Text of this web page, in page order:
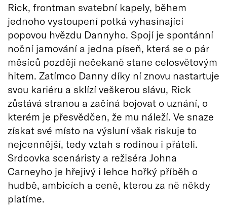
Rick, frontman svatební kapely, během
jednoho vystoupení potká vyhasínající
popovou hvězdu Dannyho. Spojí je spontánní
noční jamování a jedna píseň, která se o pár
měsíců později nečekaně stane celosvětovým
hitem. Zatímco Danny díky ní znovu nastartuje
svou kariéru a sklízí veškerou slávu, Rick
zůstává stranou a začíná bojovat o uznání, o
kterém je přesvědčen, že mu náleží. Ve snaze
získat své místo na výsluní však riskuje to
nejcennější, tedy vztah s rodinou i přáteli.
Srdcovka scenáristy a režiséra Johna
Carneyho je hřejivý i lehce hořký příběh o
hudbě, ambicích a ceně, kterou za ně někdy
platíme.